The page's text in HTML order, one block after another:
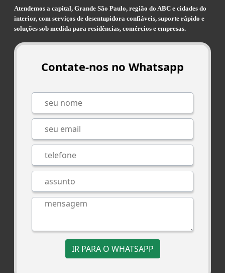
Atendemos a capital, Grande São Paulo, região do ABC e cidades do
interior, com serviços de desentupidora confiáveis, suporte rápido e
soluções sob medida para residências, comércios e empresas.
Contate-nos no Whatsapp
IR PARA O WHATSAPP